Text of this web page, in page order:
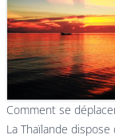
Comment se
La Thaïlande